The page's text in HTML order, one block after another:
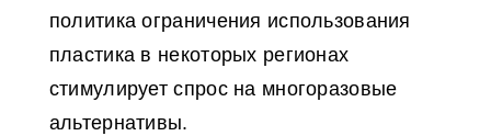
политика ограничения использования
пластика в некоторых регионах
стимулирует спрос на многоразовые
альтернативы.